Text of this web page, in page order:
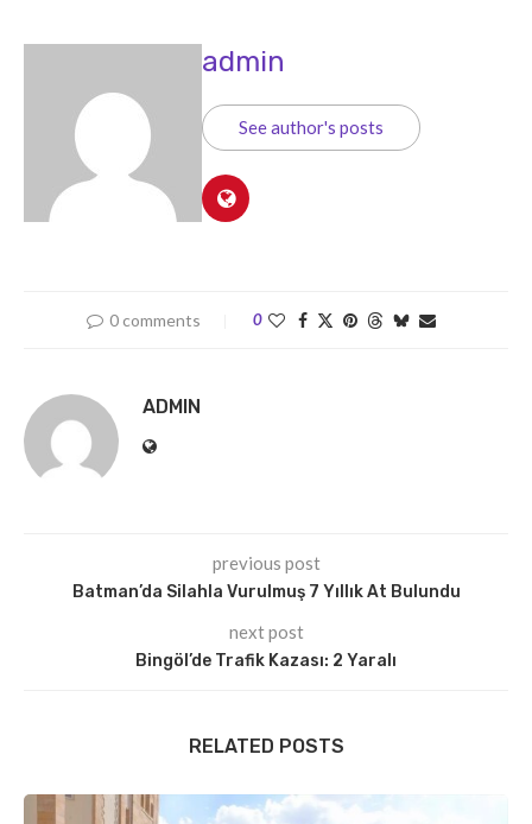
admin
See author's posts
0 comments 0
ADMIN
previous post
Batman’da Silahla Vurulmuş 7 Yıllık At Bulundu
next post
Bingöl’de Trafik Kazası: 2 Yaralı
RELATED POSTS